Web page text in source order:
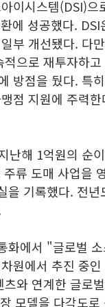
이시스템(DSI)
에 성공했다.
부 개선됐다. 다
으로 재투자하
방점을 뒀다. 특
점 지원에 주력
난해 1억원의 순
류 도매 사업을
을 기록했다. 전
화에서 "글로벌
원에서 추진 중
와 연계한 글로
모델을 다각도